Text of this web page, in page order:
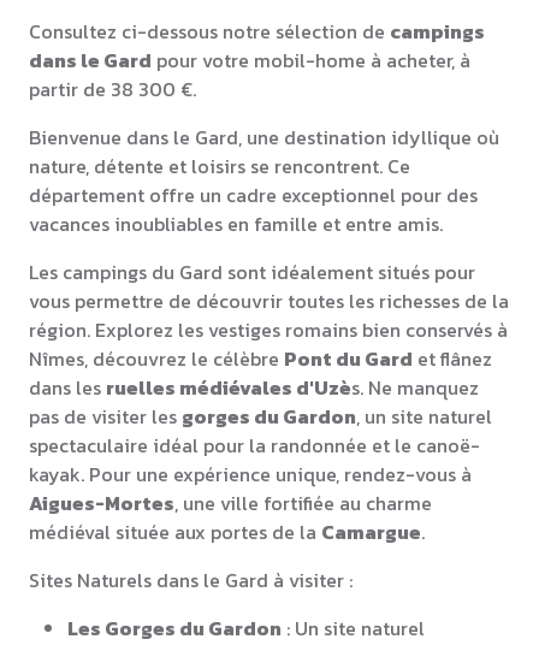
Consultez ci-dessous notre sélection de campings
dans le Gard pour votre mobil-home à acheter, à
partir de 38 300 €.
Bienvenue dans le Gard, une destination idyllique où
nature, détente et loisirs se rencontrent. Ce
département offre un cadre exceptionnel pour des
vacances inoubliables en famille et entre amis.
Les campings du Gard sont idéalement situés pour
vous permettre de découvrir toutes les richesses de la
région. Explorez les vestiges romains bien conservés à
Nîmes, découvrez le célèbre Pont du Gard et flânez
dans les ruelles médiévales d'Uzès. Ne manquez
pas de visiter les gorges du Gardon, un site naturel
spectaculaire idéal pour la randonnée et le canoë-
kayak. Pour une expérience unique, rendez-vous à
Aigues-Mortes, une ville fortifiée au charme
médiéval située aux portes de la Camargue.
Sites Naturels dans le Gard à visiter :
Les Gorges du Gardon : Un site naturel